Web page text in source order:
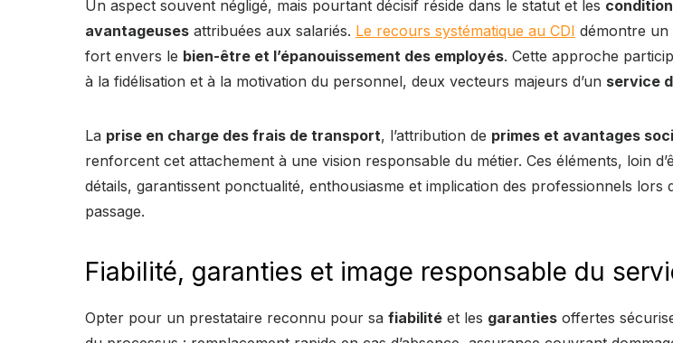
Un aspect souvent négligé, mais pourtant décisif réside dans le statut et les
avantageuses attribuées aux salariés. Le recours systématique au CDI démontre un
fort envers le bien-être et l’épanouissement des employés. Cette approche
à la fidélisation et à la motivation du personnel, deux vecteurs majeurs d’un service
La prise en charge des frais de transport, l’attribution de primes et avantages
renforcent cet attachement à une vision responsable du métier. Ces éléments, loin
détails, garantissent ponctualité, enthousiasme et implication des professionnels lors
passage.
Fiabilité, garanties et image responsable du
Opter pour un prestataire reconnu pour sa fiabilité et les garanties offertes